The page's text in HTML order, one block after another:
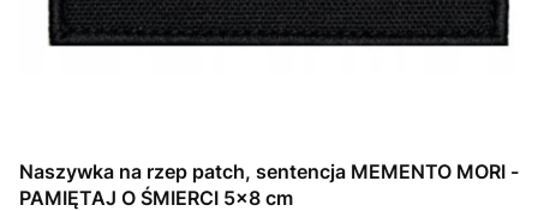
Naszywka na rzep patch, sentencja MEMENTO MORI -
PAMIĘTAJ O ŚMIERCI 5x8 cm